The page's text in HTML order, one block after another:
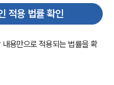
적용 법률 확인
용만으로 적용되는 법률을 확